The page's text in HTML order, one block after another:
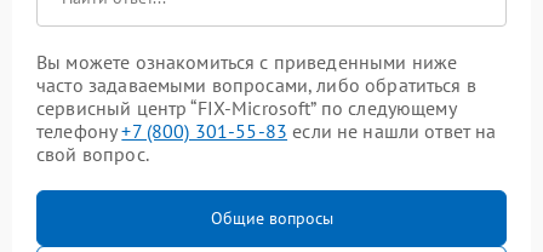
Вы можете ознакомиться с приведенными ниже
часто задаваемыми вопросами, либо обратиться в
сервисный центр “FIX-Microsoft” по следующему
телефону+7 (800) 301-55-83 если не нашли ответ на
свой вопрос.
Общие вопросы